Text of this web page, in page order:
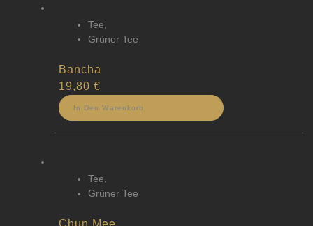
Tee,
Grüner Tee
Bancha
19,80€
In Den Warenkorb
Tee,
Grüner Tee